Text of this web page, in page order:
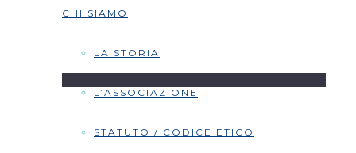
CHI SIAMO
LA STORIA
L’ASSOCIAZIONE
STATUTO / CODICE ETICO